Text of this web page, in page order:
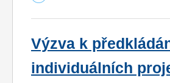
Výzva k
individuálních